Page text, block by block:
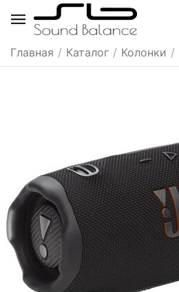
Главная / Каталог / Колонки /